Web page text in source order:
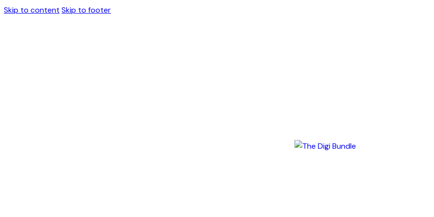
Skip to content Skip to footer